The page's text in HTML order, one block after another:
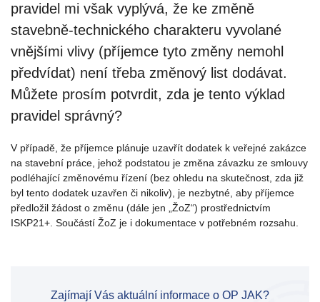
pravidel mi však vyplývá, že ke změně
stavebně-technického charakteru vyvolané
vnějšími vlivy (příjemce tyto změny nemohl
předvídat) není třeba změnový list dodávat.
Můžete prosím potvrdit, zda je tento výklad
pravidel správný?
V případě, že příjemce plánuje uzavřít dodatek k veřejné zakázce
na stavební práce, jehož podstatou je změna závazku ze smlouvy
podléhající změnovému řízení (bez ohledu na skutečnost, zda již
byl tento dodatek uzavřen či nikoliv), je nezbytné, aby příjemce
předložil žádost o změnu (dále jen „ŽoZ“) prostřednictvím
ISKP21+. Součástí ŽoZ je i dokumentace v potřebném rozsahu.
Zajímají Vás aktuální informace o OP JAK?